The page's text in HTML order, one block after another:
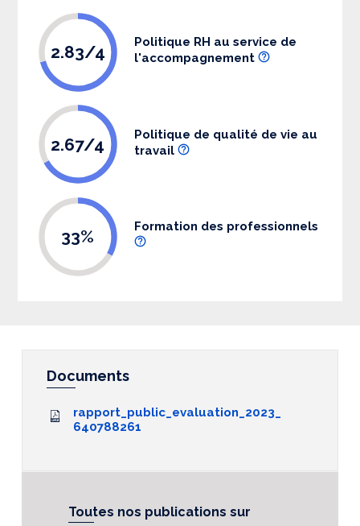
2.83/4
Politique RH au service de
l'accompagnement
2.67/4
Politique de qualité de vie au
travail
33% Formation des professionnels
Documents
rapport_public_evaluation_2023_
640788261
Toutes nos publications sur